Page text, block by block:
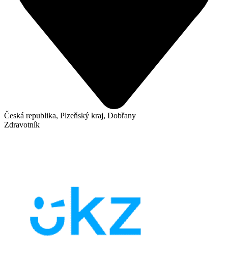
Česká republika, Plzeňský kraj, Dobřany
Zdravotník